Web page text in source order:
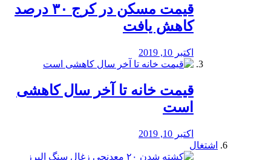
️قیمت مسکن در کرج ۳۰ درصد
کاهش یافت
اکتبر 10, 2019
قیمت خانه تا آخر سال کاهشی
است
اکتبر 10, 2019
اشتغال